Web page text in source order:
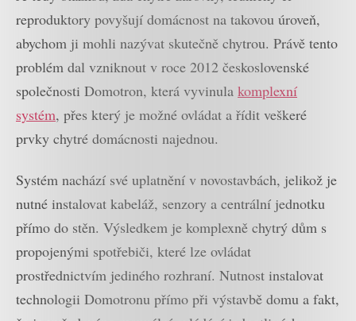
reproduktory povyšují domácnost na takovou úroveň,
abychom ji mohli nazývat skutečně chytrou. Právě tento
problém dal vzniknout v roce 2012 československé
společnosti Domotron, která vyvinula komplexní
systém, přes který je možné ovládat a řídit veškeré
prvky chytré domácnosti najednou.
Systém nachází své uplatnění v novostavbách, jelikož je
nutné instalovat kabeláž, senzory a centrální jednotku
přímo do stěn. Výsledkem je komplexně chytrý dům s
propojenými spotřebiči, které lze ovládat
prostřednictvím jediného rozhraní. Nutnost instalovat
technologii Domotronu přímo při výstavbě domu a fakt,